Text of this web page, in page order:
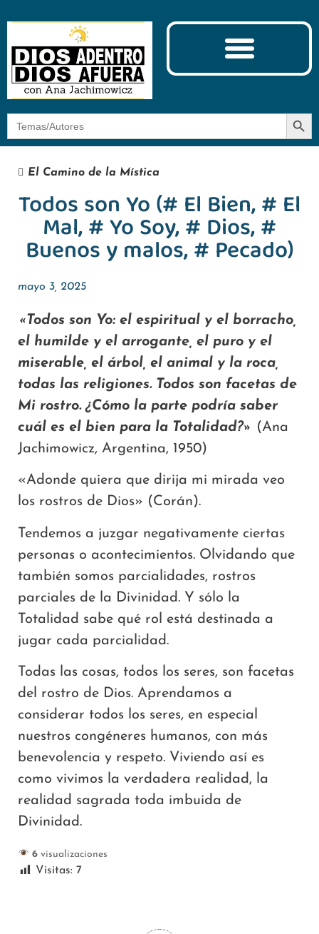
Botón
El Camino de la Mística
Todos son Yo (# El Bien, # El
Mal, # Yo Soy, # Dios, #
Buenos y malos, # Pecado)
mayo 3, 2025
«Todos son Yo: el espiritual y el borracho,
el humilde y el arrogante, el puro y el
miserable, el árbol, el animal y la roca,
todas las religiones. Todos son facetas de
Mi rostro. ¿Cómo la parte podría saber
cuál es el bien para la Totalidad?» (Ana
Jachimowicz, Argentina, 1950)
«Adonde quiera que dirija mi mirada veo
los rostros de Dios» (Corán).
Tendemos a juzgar negativamente ciertas
personas o acontecimientos. Olvidando que
también somos parcialidades, rostros
parciales de la Divinidad. Y sólo la
Totalidad sabe qué rol está destinada a
jugar cada parcialidad.
Todas las cosas, todos los seres, son facetas
del rostro de Dios. Aprendamos a
considerar todos los seres, en especial
nuestros congéneres humanos, con más
benevolencia y respeto. Viviendo así es
como vivimos la verdadera realidad, la
realidad sagrada toda imbuida de
Divinidad.
6visualizaciones
Visitas: 7